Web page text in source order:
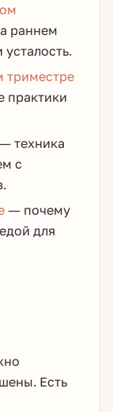
раннем
триместре
практики
техника
с
— почему
для
Есть